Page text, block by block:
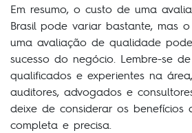
Em resumo, o custo de uma
Brasil pode variar bastante, mas
uma avaliação de qualidade
sucesso do negócio. Lembre-se
qualificados e experientes na
auditores, advogados e
deixe de considerar os benefícios
completa e precisa.